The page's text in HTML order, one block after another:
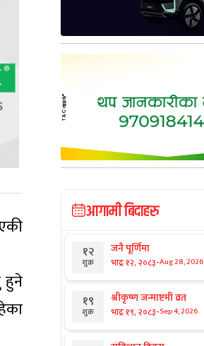
हुने
आगामी बिदाहरु
१२
शुक्र
जनै पूर्णिमा
भाद्र १२, २०८३-Aug 28, 2026
१९
शुक्र
श्रीकृष्ण जन्माष्टमी व्रत
भाद्र १९, २०८३-Sep 4, 2026